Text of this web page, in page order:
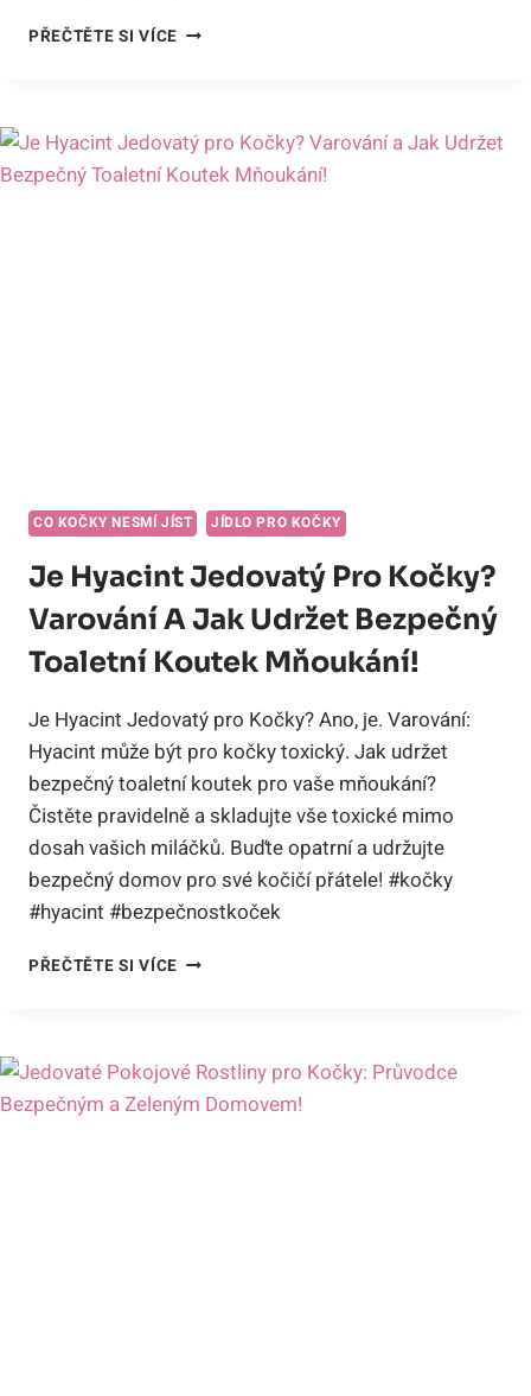
PŘEČTĚTE SI VÍCEJSOU
KOČKY?
RIZIKA
A
CO KOČKY NESMÍ JÍST JÍDLO PRO KOČKY
Je Hyacint Jedovatý Pro Kočky?
Varování A Jak Udržet Bezpečný
Toaletní Koutek Mňoukání!
Je Hyacint Jedovatý pro Kočky? Ano, je. Varování:
Hyacint může být pro kočky toxický. Jak udržet
bezpečný toaletní koutek pro vaše mňoukání?
Čistěte pravidelně a skladujte vše toxické mimo
dosah vašich miláčků. Buďte opatrní a udržujte
bezpečný domov pro své kočičí přátele! #kočky
#hyacint #bezpečnostkoček
PŘEČTĚTE SI VÍCEJE
KOČKY?
VAROVÁNÍ
A